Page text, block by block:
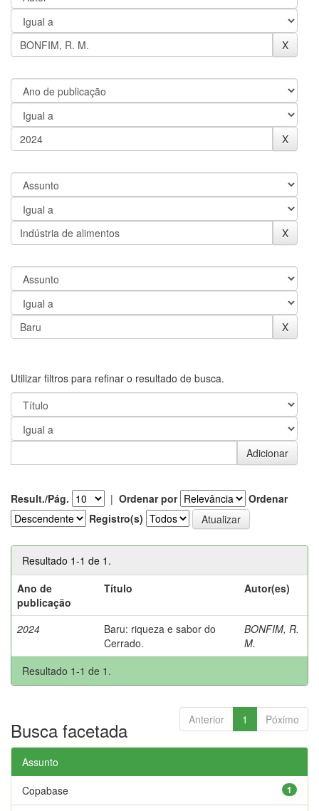
Utilizar filtros para refinar o resultado de busca.
Result./Pág. | Ordenar por
Ordenar
Registro(s)
Resultado 1-1 de 1.
Ano de
publicação
Título Autor(es)
2024
Baru: riqueza e sabor do
Cerrado.
BONFIM, R.
M.
Resultado 1-1 de 1.
Anterior 1 Póximo
Busca facetada
Assunto
1
Copabase